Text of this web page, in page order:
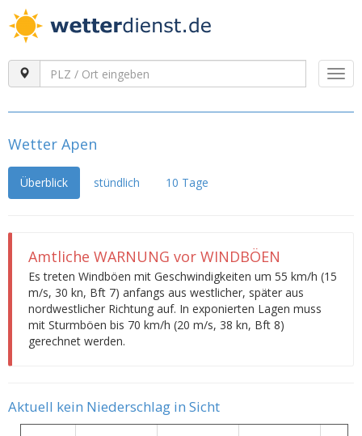
Wetter Apen
Überblick stündlich 10 Tage
Amtliche WARNUNG vor WINDBÖEN
Es treten Windböen mit Geschwindigkeiten um 55 km/h (15
m/s, 30 kn, Bft 7) anfangs aus westlicher, später aus
nordwestlicher Richtung auf. In exponierten Lagen muss
mit Sturmböen bis 70 km/h (20 m/s, 38 kn, Bft 8)
gerechnet werden.
Aktuell kein Niederschlag in Sicht